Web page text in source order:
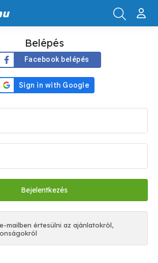
Belépés
Facebook belépés
mailben értesülni az ajánlatokról,